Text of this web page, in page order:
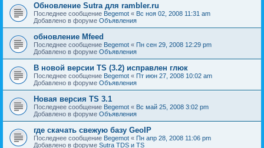
Обновление Sutra для rambler.ru
Последнее сообщение Begemot « Вс ноя 02, 2008 11:31 am
Добавлено в форуме Объявления
обновление Mfeed
Последнее сообщение Begemot « Пн сен 29, 2008 12:29 pm
Добавлено в форуме Объявления
В новой версии TS (3.2) исправлен глюк
Последнее сообщение Begemot « Пт июн 27, 2008 10:02 am
Добавлено в форуме Объявления
Новая версия TS 3.1
Последнее сообщение Begemot « Вс май 25, 2008 3:02 pm
Добавлено в форуме Объявления
где скачать свежую базу GeoIP
Последнее сообщение Begemot « Пн апр 28, 2008 11:06 pm
Добавлено в форуме Sutra TDS и TS